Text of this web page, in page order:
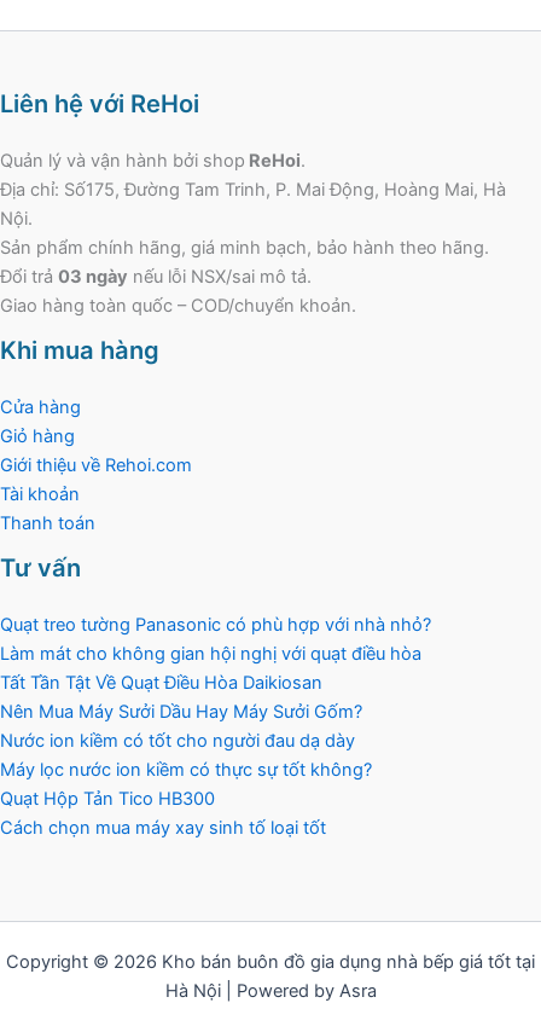
Liên hệ với ReHoi
Quản lý và vận hành bởi shop ReHoi.
Địa chỉ: Số175, Đường Tam Trinh, P. Mai Động, Hoàng Mai, Hà
Nội.
Sản phẩm chính hãng, giá minh bạch, bảo hành theo hãng.
Đổi trả 03 ngày nếu lỗi NSX/sai mô tả.
Giao hàng toàn quốc – COD/chuyển khoản.
Khi mua hàng
Cửa hàng
Giỏ hàng
Giới thiệu về Rehoi.com
Tài khoản
Thanh toán
Tư vấn
Quạt treo tường Panasonic có phù hợp với nhà nhỏ?
Làm mát cho không gian hội nghị với quạt điều hòa
Tất Tần Tật Về Quạt Điều Hòa Daikiosan
Nên Mua Máy Sưởi Dầu Hay Máy Sưởi Gốm?
Nước ion kiềm có tốt cho người đau dạ dày
Máy lọc nước ion kiềm có thực sự tốt không?
Quạt Hộp Tản Tico HB300
Cách chọn mua máy xay sinh tố loại tốt
Copyright © 2026 Kho bán buôn đồ gia dụng nhà bếp giá tốt tại
Hà Nội | Powered by Asra